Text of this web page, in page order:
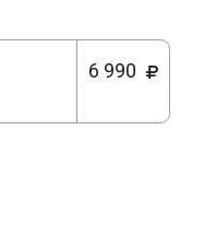
6 990